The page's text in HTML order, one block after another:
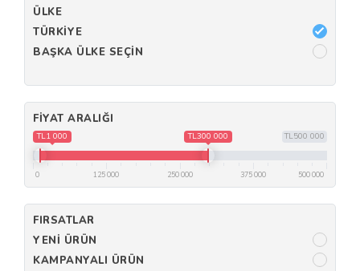
ÜLKE
TÜRKIYE
BAŞKA ÜLKE SEÇIN
FIYAT ARALIĞI
TL500 000
TL1 000 TL300 000
0 125 000 250 000 375 000 500 000
FIRSATLAR
YENI ÜRÜN
KAMPANYALI ÜRÜN